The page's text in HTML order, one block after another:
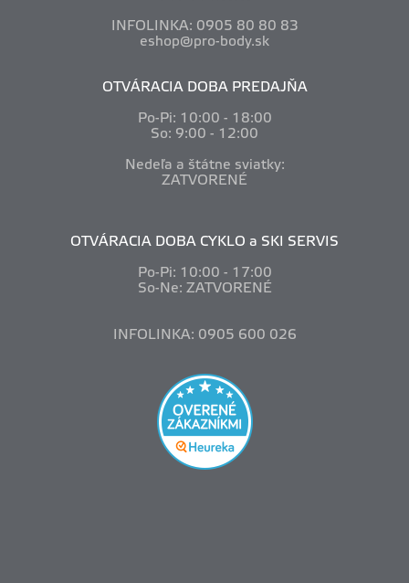
INFOLINKA: 0905 80 80 83
eshop@pro-body.sk
OTVÁRACIA DOBA PREDAJŇA
Po-Pi: 10:00 - 18:00
So: 9:00 - 12:00
Nedeľa a štátne sviatky:
ZATVORENÉ
OTVÁRACIA DOBA CYKLO a SKI SERVIS
Po-Pi: 10:00 - 17:00
So-Ne: ZATVORENÉ
INFOLINKA: 0905 600 026